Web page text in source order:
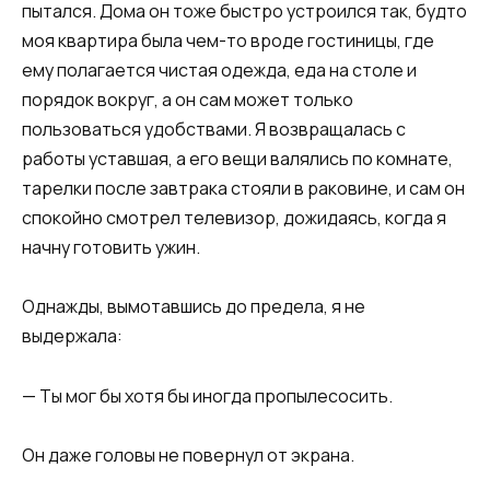
пытался. Дома он тоже быстро устроился так, будто
моя квартира была чем-то вроде гостиницы, где
ему полагается чистая одежда, еда на столе и
порядок вокруг, а он сам может только
пользоваться удобствами. Я возвращалась с
работы уставшая, а его вещи валялись по комнате,
тарелки после завтрака стояли в раковине, и сам он
спокойно смотрел телевизор, дожидаясь, когда я
начну готовить ужин.
Однажды, вымотавшись до предела, я не
выдержала:
— Ты мог бы хотя бы иногда пропылесосить.
Он даже головы не повернул от экрана.